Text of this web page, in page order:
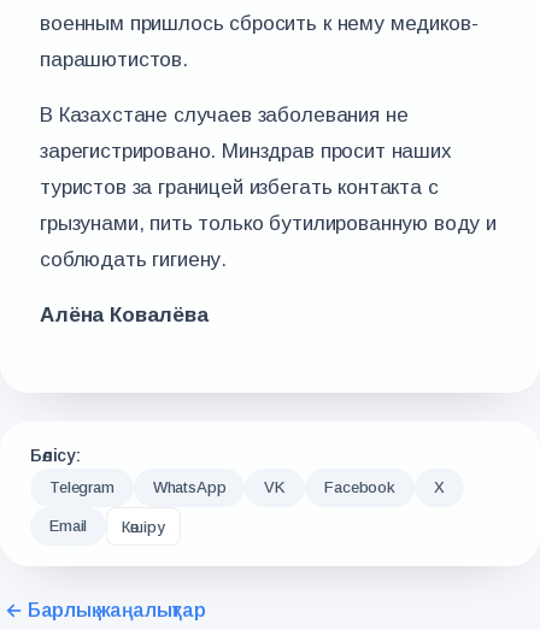
военным пришлось сбросить к нему медиков-
парашютистов.
В Казахстане случаев заболевания не
зарегистрировано. Минздрав просит наших
туристов за границей избегать контакта с
грызунами, пить только бутилированную воду и
соблюдать гигиену.
Алёна Ковалёва
Бөлісу:
Telegram WhatsApp VK Facebook X
Email Көшіру
← Барлық жаңалықтар